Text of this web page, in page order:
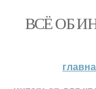
ВСЁ ОБ